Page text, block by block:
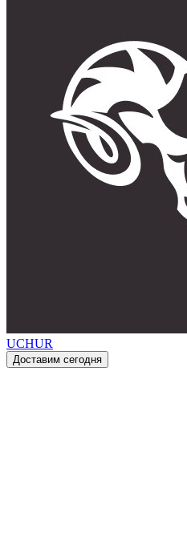
UCHUR
Доставим сегодня